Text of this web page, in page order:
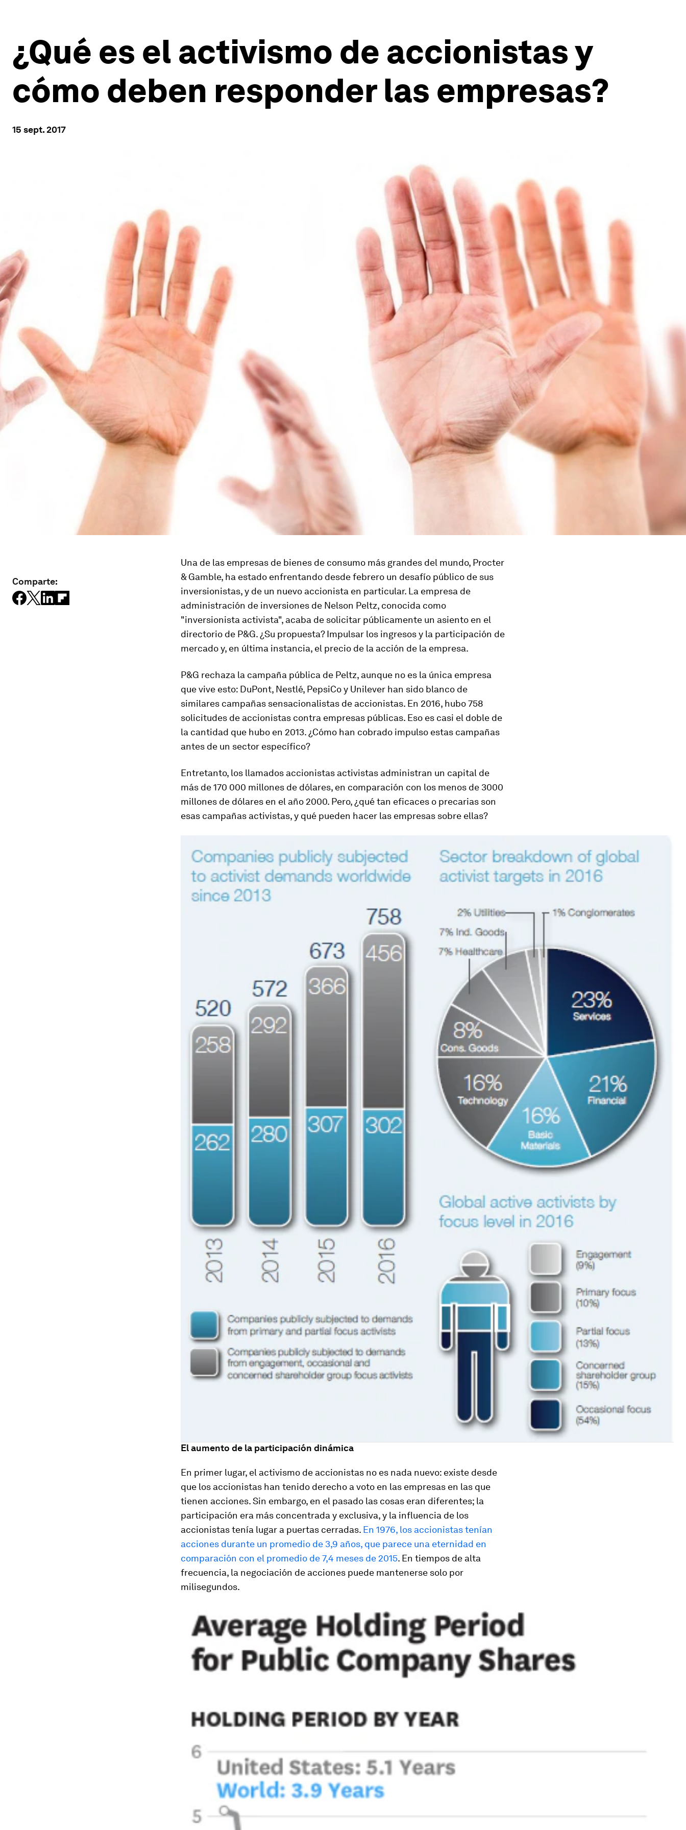
¿Qué es el activismo de accionistas y
cómo deben responder las empresas?
15 sept. 2017
Comparte:
Una de las empresas de bienes de consumo más grandes del mundo, Procter
& Gamble, ha estado enfrentando desde febrero un desafío público de sus
inversionistas, y de un nuevo accionista en particular. La empresa de
administración de inversiones de Nelson Peltz, conocida como
"inversionista activista", acaba de solicitar públicamente un asiento en el
directorio de P&G. ¿Su propuesta? Impulsar los ingresos y la participación de
mercado y, en última instancia, el precio de la acción de la empresa.
P&G rechaza la campaña pública de Peltz, aunque no es la única empresa
que vive esto: DuPont, Nestlé, PepsiCo y Unilever han sido blanco de
similares campañas sensacionalistas de accionistas. En 2016, hubo 758
solicitudes de accionistas contra empresas públicas. Eso es casi el doble de
la cantidad que hubo en 2013. ¿Cómo han cobrado impulso estas campañas
antes de un sector específico?
Entretanto, los llamados accionistas activistas administran un capital de
más de 170 000 millones de dólares, en comparación con los menos de 3000
millones de dólares en el año 2000. Pero, ¿qué tan eficaces o precarias son
esas campañas activistas, y qué pueden hacer las empresas sobre ellas?
El aumento de la participación dinámica
En primer lugar, el activismo de accionistas no es nada nuevo: existe desde
que los accionistas han tenido derecho a voto en las empresas en las que
tienen acciones. Sin embargo, en el pasado las cosas eran diferentes; la
participación era más concentrada y exclusiva, y la influencia de los
accionistas tenía lugar a puertas cerradas. En 1976, los accionistas tenían
acciones durante un promedio de 3,9 años, que parece una eternidad en
comparación con el promedio de 7,4 meses de 2015. En tiempos de alta
frecuencia, la negociación de acciones puede mantenerse solo por
milisegundos.